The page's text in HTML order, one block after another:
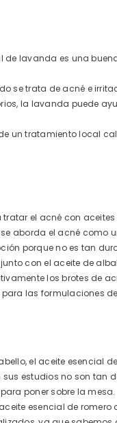
de lavanda es una
se trata de acné e
la lavanda puede
un tratamiento local
el acné con
aborda el acné como
porque no es tan
con el aceite de
los brotes de
las formulaciones
el aceite esencial
sus estudios no son
poner sobre la mesa.
esencial de